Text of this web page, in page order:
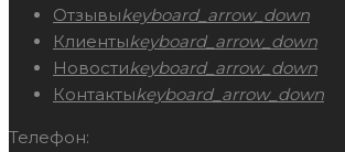
Отзывыkeyboard_arrow_down
Клиентыkeyboard_arrow_down
Новостиkeyboard_arrow_down
Контактыkeyboard_arrow_down
Телефон: